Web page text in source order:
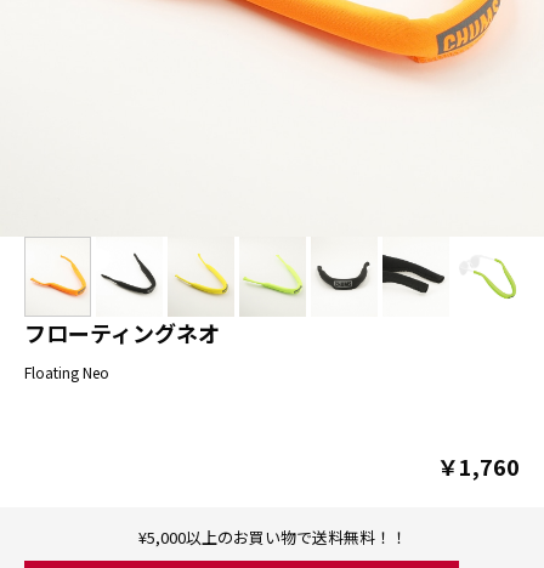
フローティングネオ
Floating Neo
￥1,760
¥5,000以上のお買い物で送料無料！！